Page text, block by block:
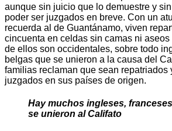
aunque sin juicio que lo demuestre y
poder ser juzgados en breve. Con un
recuerda al de Guantánamo, viven
cincuenta en celdas sin camas ni
de ellos son occidentales, sobre todo
belgas que se unieron a la causa del
familias reclaman que sean repatriados
juzgados en sus países de origen.
Hay muchos ingleses,
se unieron al Califato